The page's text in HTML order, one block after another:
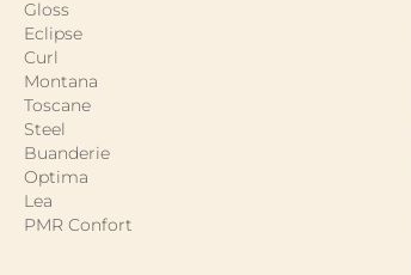
Gloss
Eclipse
Curl
Montana
Toscane
Steel
Buanderie
Optima
Lea
PMR Confort